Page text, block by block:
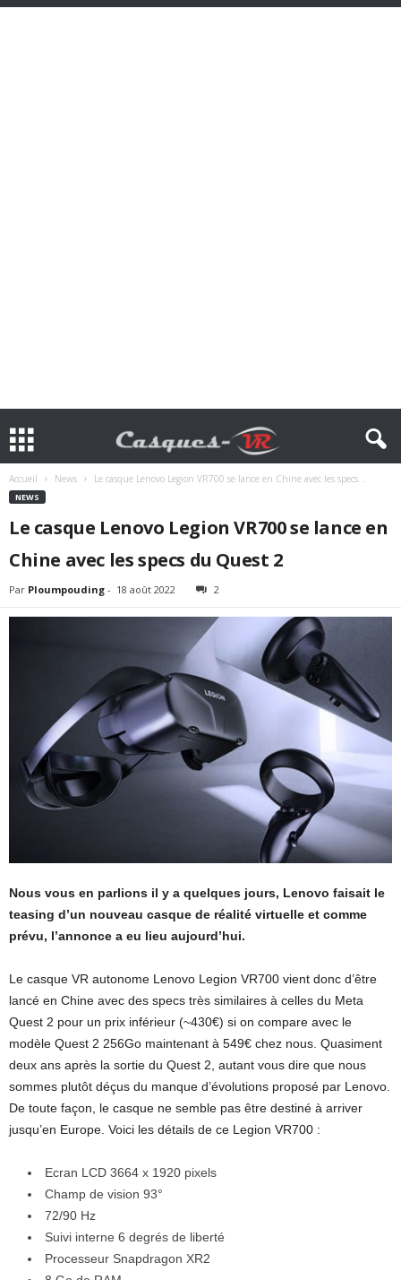
Accueil News Le casque Lenovo Legion VR700 se lance en Chine avec les specs...
NEWS
Le casque Lenovo Legion VR700 se lance en
Chine avec les specs du Quest 2
Par Ploumpouding - 18 août 2022 2
Nous vous en parlions il y a quelques jours, Lenovo faisait le
teasing d’un nouveau casque de réalité virtuelle et comme
prévu, l’annonce a eu lieu aujourd’hui.
Le casque VR autonome Lenovo Legion VR700 vient donc d’être
lancé en Chine avec des specs très similaires à celles du Meta
Quest 2 pour un prix inférieur (~430€) si on compare avec le
modèle Quest 2 256Go maintenant à 549€ chez nous. Quasiment
deux ans après la sortie du Quest 2, autant vous dire que nous
sommes plutôt déçus du manque d’évolutions proposé par Lenovo.
De toute façon, le casque ne semble pas être destiné à arriver
jusqu’en Europe. Voici les détails de ce Legion VR700 :
Ecran LCD 3664 x 1920 pixels
Champ de vision 93°
72/90 Hz
Suivi interne 6 degrés de liberté
Processeur Snapdragon XR2